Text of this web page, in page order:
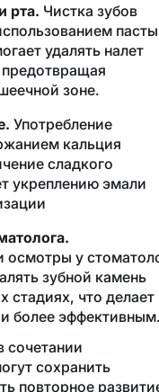
рта. Чистка зубов
пасты
удалять налет
зоне.
Употребление
кальция
сладкого
укреплению эмали
осмотры у
зубной камень
стадиях, что делает
более
сочетании
сохранить
повторное